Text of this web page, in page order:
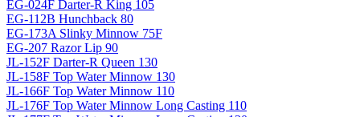
EG-024F Darter-R King 105
EG-112B Hunchback 80
EG-173A Slinky Minnow 75F
EG-207 Razor Lip 90
JL-152F Darter-R Queen 130
JL-158F Top Water Minnow 130
JL-166F Top Water Minnow 110
JL-176F Top Water Minnow Long Casting 110